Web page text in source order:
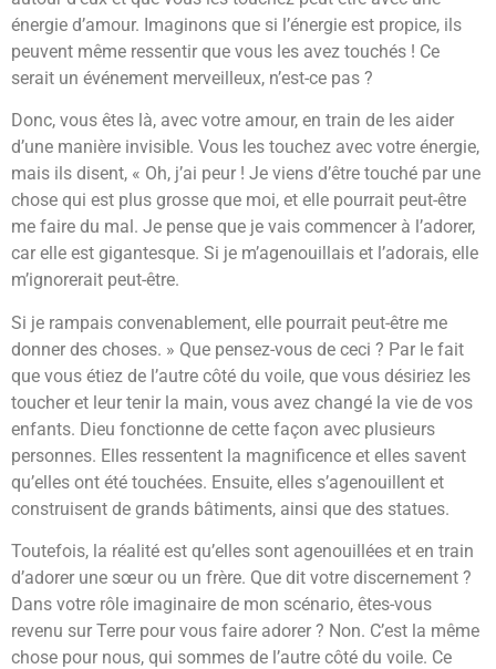
énergie d’amour. Imaginons que si l’énergie est propice, ils
peuvent même ressentir que vous les avez touchés ! Ce
serait un événement merveilleux, n’est-ce pas ?
Donc, vous êtes là, avec votre amour, en train de les aider
d’une manière invisible. Vous les touchez avec votre énergie,
mais ils disent, « Oh, j’ai peur ! Je viens d’être touché par une
chose qui est plus grosse que moi, et elle pourrait peut-être
me faire du mal. Je pense que je vais commencer à l’adorer,
car elle est gigantesque. Si je m’agenouillais et l’adorais, elle
m’ignorerait peut-être.
Si je rampais convenablement, elle pourrait peut-être me
donner des choses. » Que pensez-vous de ceci ? Par le fait
que vous étiez de l’autre côté du voile, que vous désiriez les
toucher et leur tenir la main, vous avez changé la vie de vos
enfants. Dieu fonctionne de cette façon avec plusieurs
personnes. Elles ressentent la magnificence et elles savent
qu’elles ont été touchées. Ensuite, elles s’agenouillent et
construisent de grands bâtiments, ainsi que des statues.
Toutefois, la réalité est qu’elles sont agenouillées et en train
d’adorer une sœur ou un frère. Que dit votre discernement ?
Dans votre rôle imaginaire de mon scénario, êtes-vous
revenu sur Terre pour vous faire adorer ? Non. C’est la même
chose pour nous, qui sommes de l’autre côté du voile. Ce